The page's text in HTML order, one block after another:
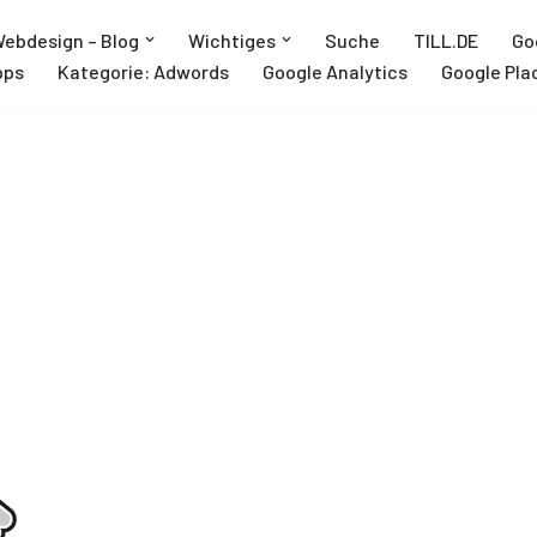
– Blog Wichtiges Suche TILL.DE
Kategorie: Adwords Google Analytics Google